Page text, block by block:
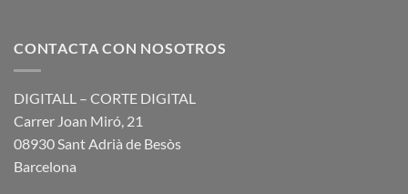
CONTACTA CON NOSOTROS
DIGITALL – CORTE DIGITAL
Carrer Joan Miró, 21
08930 Sant Adrià de Besòs
Barcelona